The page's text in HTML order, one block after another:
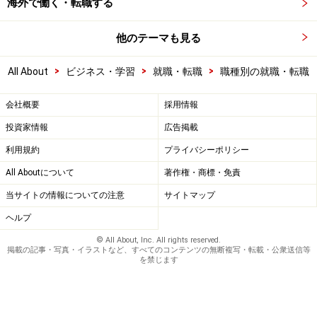
海外で働く・転職する
他のテーマも見る
All About > ビジネス・学習 > 就職・転職 > 職種別の就職・転職
会社概要 採用情報
投資家情報 広告掲載
利用規約 プライバシーポリシー
All Aboutについて 著作権・商標・免責
当サイトの情報についての注意 サイトマップ
ヘルプ
© All About, Inc. All rights reserved.
掲載の記事・写真・イラストなど、すべてのコンテンツの無断複写・転載・公衆送信等
を禁じます